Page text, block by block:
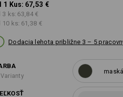
1 Kus: 67,53 €
3 ks: 63,84 €
10 ks: 61,38 €
Dodacia lehota približne 3 – 5